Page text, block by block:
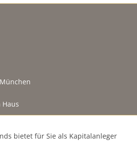
bietet für Sie als Kapitalanleger